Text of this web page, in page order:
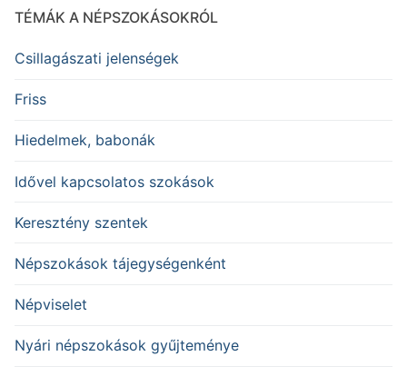
TÉMÁK A NÉPSZOKÁSOKRÓL
Csillagászati jelenségek
Friss
Hiedelmek, babonák
Idővel kapcsolatos szokások
Keresztény szentek
Népszokások tájegységenként
Népviselet
Nyári népszokások gyűjteménye